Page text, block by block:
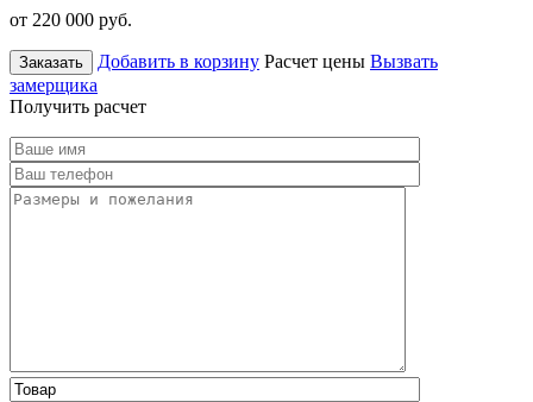
от 220 000 руб.
Заказать Добавить в корзину Расчет цены Вызвать
замерщика
Получить расчет